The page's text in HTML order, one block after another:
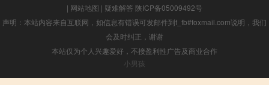
| 网站地图 | 疑难解答 陕ICP备05009492号
声明：本站内容来自互联网，如信息有错误可发邮件到f_fb#foxmail.com说明，我们
会及时纠正，谢谢
本站仅为个人兴趣爱好，不接盈利性广告及商业合作
小男孩